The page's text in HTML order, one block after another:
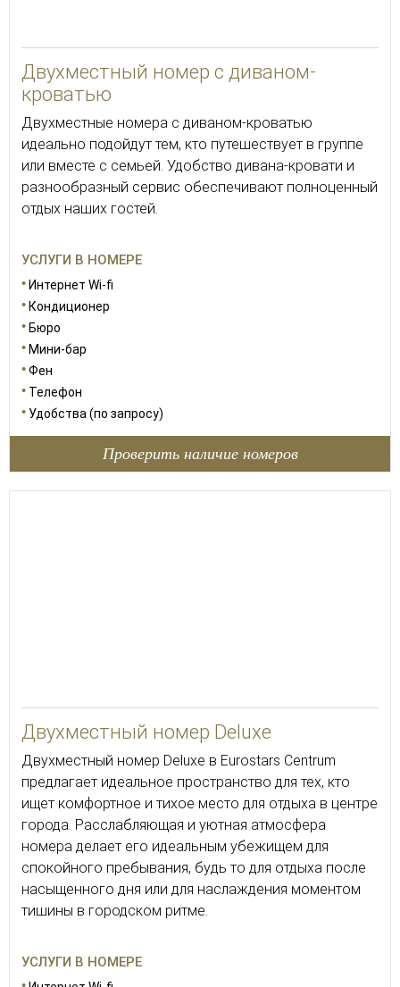
Двухместный номер с диваном-
кроватью
Двухместные номера с диваном-кроватью
идеально подойдут тем, кто путешествует в группе
или вместе с семьей. Удобство дивана-кровати и
разнообразный сервис обеспечивают полноценный
отдых наших гостей.
УСЛУГИ В НОМЕРЕ
Интернет Wi-fi
Кондиционер
Бюро
Мини-бар
Фен
Телефон
Удобства (по запросу)
Проверить наличие номеров
Двухместный номер Deluxe
Двухместный номер Deluxe в Eurostars Centrum
предлагает идеальное пространство для тех, кто
ищет комфортное и тихое место для отдыха в центре
города. Расслабляющая и уютная атмосфера
номера делает его идеальным убежищем для
спокойного пребывания, будь то для отдыха после
насыщенного дня или для наслаждения моментом
тишины в городском ритме.
УСЛУГИ В НОМЕРЕ